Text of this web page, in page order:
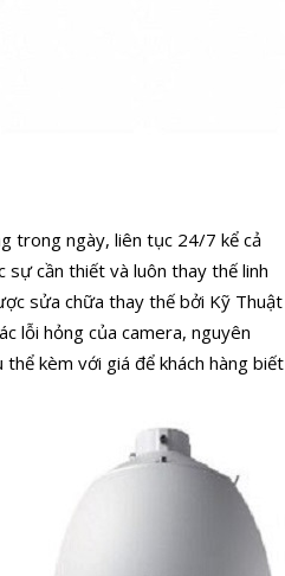
trong ngày, liên tục 24/7 kể cả
sự cần thiết và luôn thay thế linh
sửa chữa thay thế bởi Kỹ Thuật
lỗi hỏng của camera, nguyên
kèm với giá để khách hàng biết